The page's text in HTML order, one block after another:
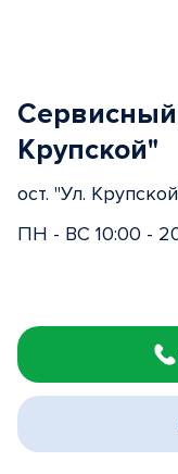
Сервисный
Крупской"
ост. "Ул.
ПН - ВС 10:00 -
1
of
3